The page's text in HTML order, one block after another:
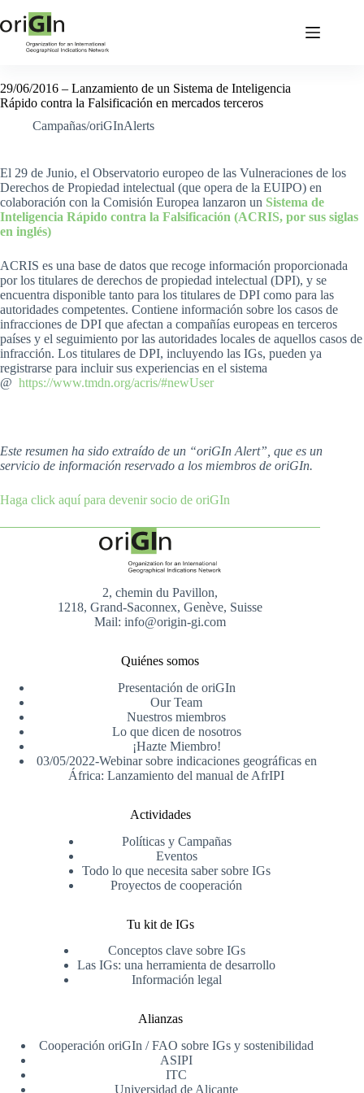
29/06/2016 – Lanzamiento de un Sistema de Inteligencia
Rápido contra la Falsificación en mercados terceros
Campañas/oriGInAlerts
El 29 de Junio, el Observatorio europeo de las Vulneraciones de los
Derechos de Propiedad intelectual (que opera de la EUIPO) en
colaboración con la Comisión Europea lanzaron un Sistema de
Inteligencia Rápido contra la Falsificación (ACRIS, por sus siglas
en inglés)
ACRIS es una base de datos que recoge información proporcionada
por los titulares de derechos de propiedad intelectual (DPI), y se
encuentra disponible tanto para los titulares de DPI como para las
autoridades competentes. Contiene información sobre los casos de
infracciones de DPI que afectan a compañías europeas en terceros
países y el seguimiento por las autoridades locales de aquellos casos de
infracción. Los titulares de DPI, incluyendo las IGs, pueden ya
registrarse para incluir sus experiencias en el sistema
@ https://www.tmdn.org/acris/#newUser
Este resumen ha sido extraído de un “oriGIn Alert”, que es un
servicio de información reservado a los miembros de oriGIn.
Haga click aquí para devenir socio de oriGIn
2, chemin du Pavillon,
1218, Grand-Saconnex, Genève, Suisse
Mail: info@origin-gi.com
Quiénes somos
Presentación de oriGIn
Our Team
Nuestros miembros
Lo que dicen de nosotros
¡Hazte Miembro!
03/05/2022-Webinar sobre indicaciones geográficas en
África: Lanzamiento del manual de AfrIPI
Actividades
Políticas y Campañas
Eventos
Todo lo que necesita saber sobre IGs
Proyectos de cooperación
Tu kit de IGs
Conceptos clave sobre IGs
Las IGs: una herramienta de desarrollo
Información legal
Alianzas
Cooperación oriGIn / FAO sobre IGs y sostenibilidad
ASIPI
ITC
Universidad de Alicante